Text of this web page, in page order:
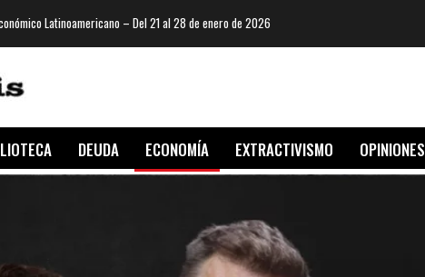
Latinoamericano – Del 21 al 28 de enero de 2026
DEUDA ECONOMÍA EXTRACTIVISMO OPINIONES